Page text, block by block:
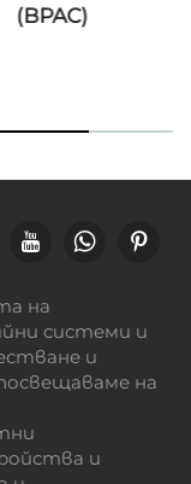
(BPAC)
на
системи и
и
на
и